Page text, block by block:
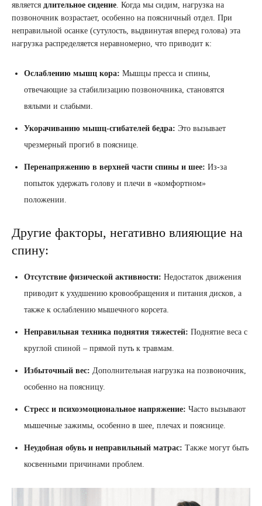
является длительное сидение. Когда мы сидим, нагрузка на
позвоночник возрастает, особенно на поясничный отдел. При
неправильной осанке (сутулость, выдвинутая вперед голова) эта
нагрузка распределяется неравномерно, что приводит к:
Ослаблению мышц кора: Мышцы пресса и спины,
отвечающие за стабилизацию позвоночника, становятся
вялыми и слабыми.
Укорачиванию мышц-сгибателей бедра: Это вызывает
чрезмерный прогиб в пояснице.
Перенапряжению в верхней части спины и шее: Из-за
попыток удержать голову и плечи в «комфортном»
положении.
Другие факторы, негативно влияющие на
спину:
Отсутствие физической активности: Недостаток движения
приводит к ухудшению кровообращения и питания дисков, а
также к ослаблению мышечного корсета.
Неправильная техника поднятия тяжестей: Поднятие веса с
круглой спиной – прямой путь к травмам.
Избыточный вес: Дополнительная нагрузка на позвоночник,
особенно на поясницу.
Стресс и психоэмоциональное напряжение: Часто вызывают
мышечные зажимы, особенно в шее, плечах и пояснице.
Неудобная обувь и неправильный матрас: Также могут быть
косвенными причинами проблем.